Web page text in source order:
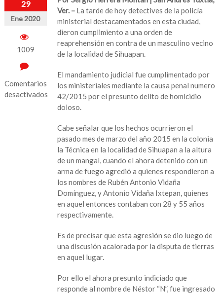
29
Ene 2020
1009
Comentarios
desactivados
Ver. – La tarde de hoy detectives de la policía
ministerial destacamentados en esta ciudad,
dieron cumplimiento a una orden de
reaprehensión en contra de un masculino vecino
de la localidad de Sihuapan.
El mandamiento judicial fue cumplimentado por
los ministeriales mediante la causa penal numero
42/2015 por el presunto delito de homicidio
doloso.
Cabe señalar que los hechos ocurrieron el
pasado mes de marzo del año 2015 en la colonia
la Técnica en la localidad de Sihuapan a la altura
de un mangal, cuando el ahora detenido con un
arma de fuego agredió a quienes respondieron a
los nombres de Rubén Antonio Vidaña
Domínguez, y Antonio Vidaña Ixtepan, quienes
en aquel entonces contaban con 28 y 55 años
respectivamente.
Es de precisar que esta agresión se dio luego de
una discusión acalorada por la disputa de tierras
en aquel lugar.
Por ello el ahora presunto indiciado que
responde al nombre de Néstor “N”, fue ingresado